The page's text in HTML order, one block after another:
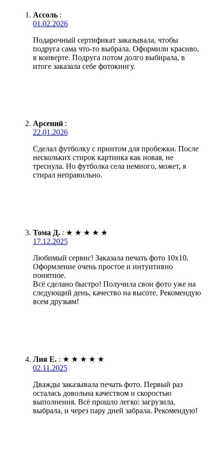
Ассоль :
01.02.2026
Подарочный сертификат заказывала, чтобы
подруга сама что-то выбрала. Оформили красиво,
в конверте. Подруга потом долго выбирала, в
итоге заказала себе фотокнигу.
Арсений :
22.01.2026
Сделал футболку с принтом для пробежки. После
нескольких стирок картинка как новая, не
треснула. Но футболка села немного, может, я
стирал неправильно.
Тома Д. : ★ ★ ★ ★ ★
17.12.2025
Любимый сервис! Заказала печать фото 10х10.
Оформление очень простое и интуитивно
понятное.
Всё сделано быстро! Получила свои фото уже на
следующий день, качество на высоте. Рекомендую
всем друзьям!
Лия Е. : ★ ★ ★ ★ ★
02.11.2025
Дважды заказывала печать фото. Первый раз
осталась довольна качеством и скоростью
выполнения. Всё прошло легко: загрузила,
выбрала, и через пару дней забрала. Рекомендую!